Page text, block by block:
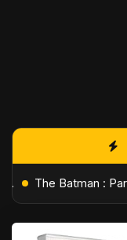
L'Âge de Glace : Le Réveil du Volcan – Manny, Sid et Diego de retour pour une aventure explosive